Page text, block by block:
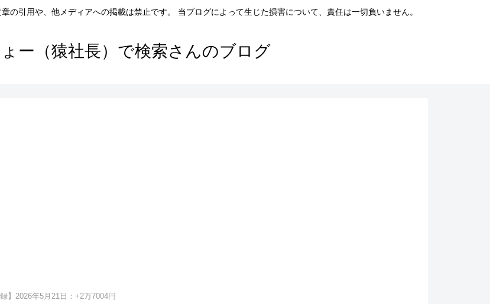
の引用や、他メディアへの掲載は禁止です。 当ブログによって生じた損害について、責任は一切負いません。
ー（猿社長）で検索さんのブログ
録】2026年5月21日：+2万7004円